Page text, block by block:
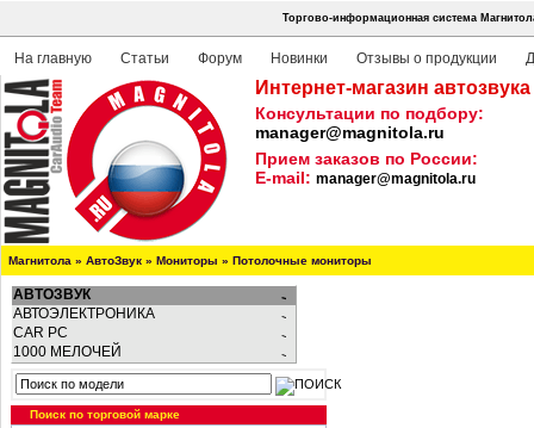
Торгово-информационная система
На главную Статьи Форум Новинки Отзывы о продукции
Интернет-магазин
Консультации по подбору:
manager@magnitola.ru
Прием заказов по России:
E-mail: manager@magnitola.ru
Магнитола » АвтоЗвук » Мониторы » Потолочные мониторы
АВТОЗВУК
АВТОЭЛЕКТРОНИКА
CAR PC
1000 МЕЛОЧЕЙ
Поиск по торговой марке